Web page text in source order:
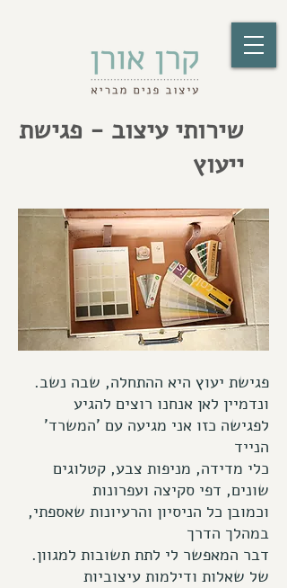
שירותי עיצוב - פגישת
ייעוץ
.פגישת יעוץ היא ההתחלה, שבה נשב
ונדמיין לאן אנחנו רוצים להגיע
'לפגישה כזו אני מגיעה עם 'המשרד
הנייד
שונים, דפי סקיצה ועפרונות
,וכמובן כל הניסיון והרעיונות שאספתי
במהלך הדרך
.דבר המאפשר לי לתת תשובות למגוון
של שאלות ודילמות עיצוביות